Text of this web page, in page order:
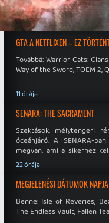
GTA A NETFLIXEN – EZ
Továbbá: Warrior Cats:
Way of the Sword, TOEM 2,
11 órája
SENARA: THE SACRAMENT
Szektások, mélytengeri
óceánjáró. A SENARA-
megvan, ami a sikerhez
becsapós.
22 órája
MEGJELENÉSI DÁTUMOK
Benne: Isle of Reveries,
The Endless Vault, Fallen